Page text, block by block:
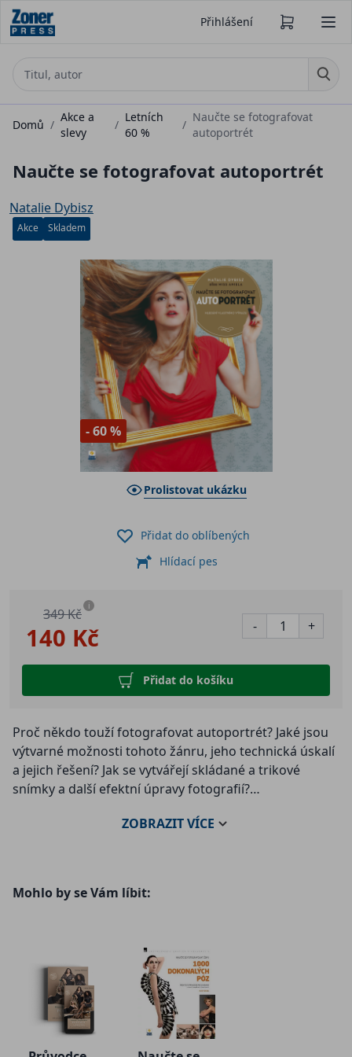
Přihlášení
Domů /
Akce a
slevy
/
Letních
60 %
/
Naučte se fotografovat
autoportrét
Naučte se fotografovat autoportrét
Natalie Dybisz
Akce Skladem
- 60 %
Prolistovat ukázku
140 Kč
349 Kč i
- +
Přidat do košíku
Přidat do oblíbených
Hlídací pes
Proč někdo touží fotografovat autoportrét? Jaké jsou
výtvarné možnosti tohoto žánru, jeho technická úskalí
a jejich řešení? Jak se vytvářejí skládané a trikové
snímky a další efektní úpravy fotografií?
Nejen na tyto otázky odpovídá kniha Naučte se
která si říká „Miss Aniela“.
vynalézavost, nikoli technické vybavení, které může být
opravdu skromné. Autorka však není fotografická
naivka, takže vám také sdělí, jaké vybavení považuje za
rozumné. Seznámí vás s přípravou a procesem
fotografování autoportrétu – s úpravou zevnějšku,
výběrem oblečení, rekvizit a vhodného místa pro
ZOBRAZITVÍCE
Mohlo by se Vám líbit: